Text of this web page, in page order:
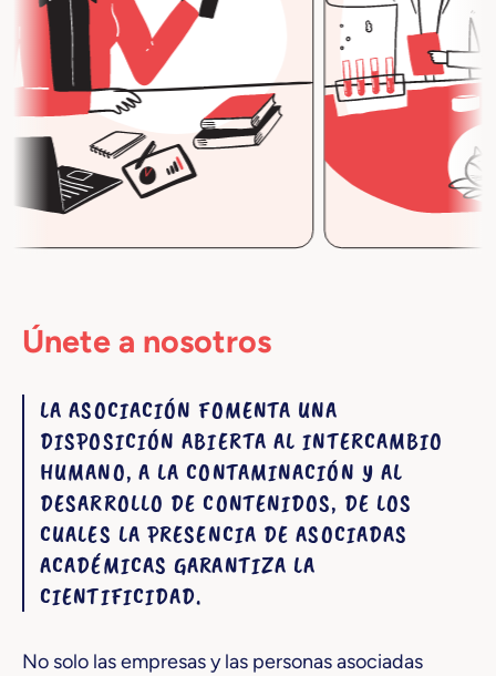
Únete a nosotros
LA ASOCIACIÓN FOMENTA UNA
DISPOSICIÓN ABIERTA AL INTERCAMBIO
HUMANO, A LA CONTAMINACIÓN Y AL
DESARROLLO DE CONTENIDOS, DE LOS
CUALES LA PRESENCIA DE ASOCIADAS
ACADÉMICAS GARANTIZA LA
CIENTIFICIDAD.
No solo las empresas y las personas asociadas